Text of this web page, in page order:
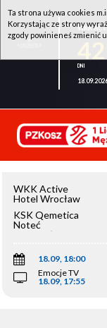
WKK
WKK Active
Hotel Wrocław
KSK Qemetica
Noteć
Inowrocław
18.09, 18:00
Emocje TV
18.09, 17:55
Ta strona używa cookies
Korzystając ze strony
zgody powinieneś zmienić